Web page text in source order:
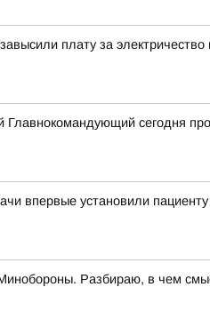
плату за электричество
Главнокомандующий сегодня
впервые установили
Разбираю, в чем